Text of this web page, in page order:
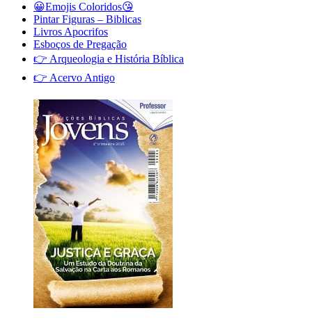
😀Emojis Coloridos😘
Pintar Figuras – Biblicas
Livros Apocrifos
Esboços de Pregação
👉 Arqueologia e História Bíblica
👉 Acervo Antigo